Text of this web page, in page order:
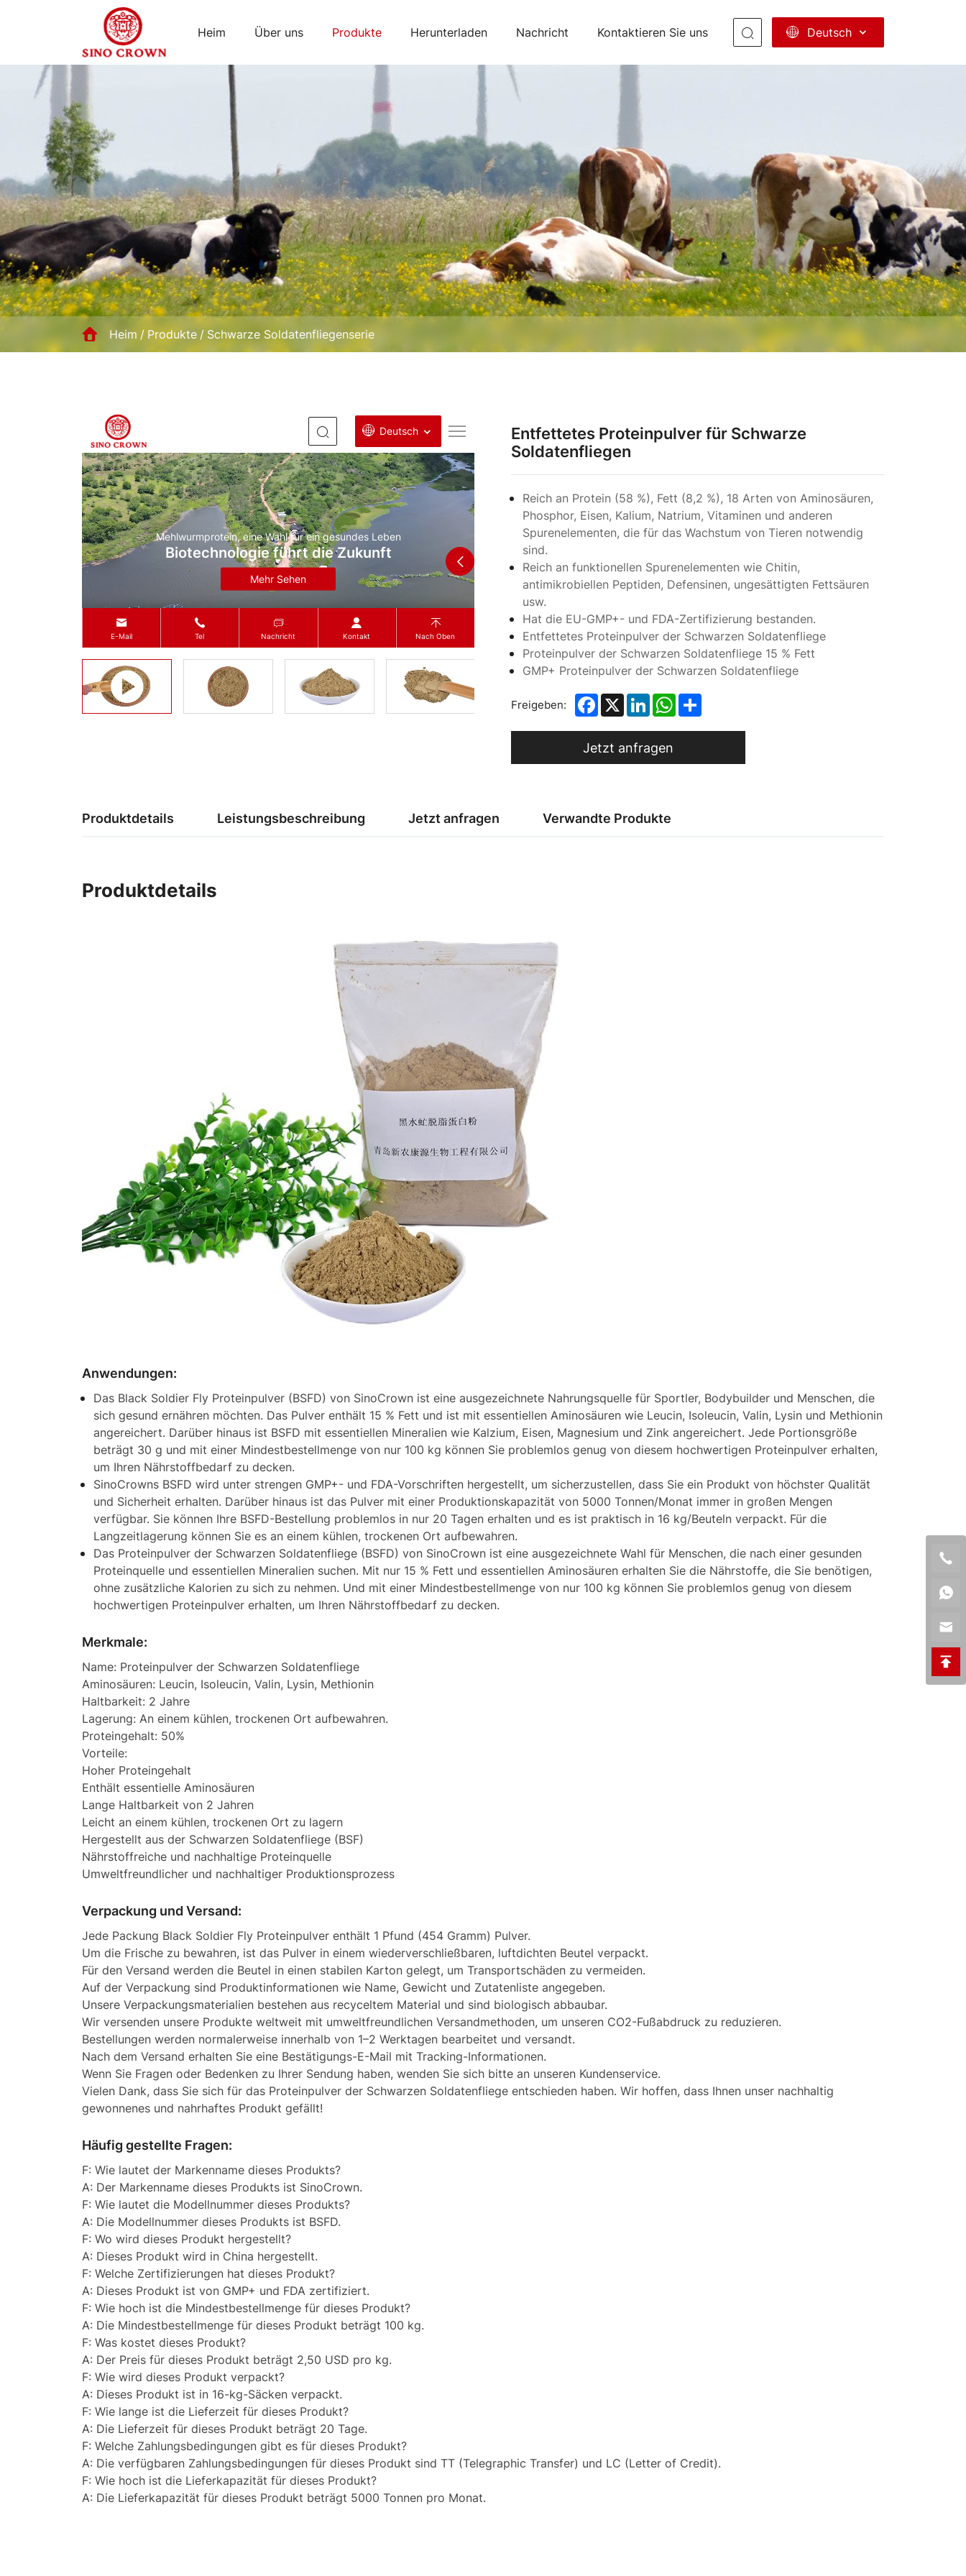
Heim Über uns Produkte Herunterladen Nachricht Kontaktieren Sie uns Deutsch
Entfettetes
Proteinpulver
Schwarze
Soldatenfliegen
Heim Produkte Schwarze Soldatenfliegenserie
Entfettetes Proteinpulver für Schwarze
Soldatenfliegen
Reich an Protein (58 %), Fett (8,2 %), 18 Arten von Aminosäuren,
Phosphor, Eisen, Kalium, Natrium, Vitaminen und anderen
Spurenelementen, die für das Wachstum von Tieren notwendig
sind.
Reich an funktionellen Spurenelementen wie Chitin,
antimikrobiellen Peptiden, Defensinen, ungesättigten Fettsäuren
usw.
Hat die EU-GMP+- und FDA-Zertifizierung bestanden.
Entfettetes Proteinpulver der Schwarzen Soldatenfliege
Proteinpulver der Schwarzen Soldatenfliege 15 % Fett
GMP+ Proteinpulver der Schwarzen Soldatenfliege
Freigeben: Facebook
X LinkedInWhatsApp
Jetzt anfragen
Produktdetails Leistungsbeschreibung Jetzt anfragen Verwandte Produkte
Produktdetails
Anwendungen:
Das Black Soldier Fly Proteinpulver (BSFD) von SinoCrown ist eine ausgezeichnete Nahrungsquelle für Sportler, Bodybuilder und Menschen, die
sich gesund ernähren möchten. Das Pulver enthält 15 % Fett und ist mit essentiellen Aminosäuren wie Leucin, Isoleucin, Valin, Lysin und Methionin
angereichert. Darüber hinaus ist BSFD mit essentiellen Mineralien wie Kalzium, Eisen, Magnesium und Zink angereichert. Jede Portionsgröße
beträgt 30 g und mit einer Mindestbestellmenge von nur 100 kg können Sie problemlos genug von diesem hochwertigen Proteinpulver erhalten,
um Ihren Nährstoffbedarf zu decken.
SinoCrowns BSFD wird unter strengen GMP+- und FDA-Vorschriften hergestellt, um sicherzustellen, dass Sie ein Produkt von höchster Qualität
und Sicherheit erhalten. Darüber hinaus ist das Pulver mit einer Produktionskapazität von 5000 Tonnen/Monat immer in großen Mengen
verfügbar. Sie können Ihre BSFD-Bestellung problemlos in nur 20 Tagen erhalten und es ist praktisch in 16 kg/Beuteln verpackt. Für die
Langzeitlagerung können Sie es an einem kühlen, trockenen Ort aufbewahren.
Das Proteinpulver der Schwarzen Soldatenfliege (BSFD) von SinoCrown ist eine ausgezeichnete Wahl für Menschen, die nach einer gesunden
Proteinquelle und essentiellen Mineralien suchen. Mit nur 15 % Fett und essentiellen Aminosäuren erhalten Sie die Nährstoffe, die Sie benötigen,
ohne zusätzliche Kalorien zu sich zu nehmen. Und mit einer Mindestbestellmenge von nur 100 kg können Sie problemlos genug von diesem
hochwertigen Proteinpulver erhalten, um Ihren Nährstoffbedarf zu decken.
Merkmale:
Name: Proteinpulver der Schwarzen Soldatenfliege
Aminosäuren: Leucin, Isoleucin, Valin, Lysin, Methionin
Haltbarkeit: 2 Jahre
Lagerung: An einem kühlen, trockenen Ort aufbewahren.
Proteingehalt: 50%
Vorteile:
Hoher Proteingehalt
Enthält essentielle Aminosäuren
Lange Haltbarkeit von 2 Jahren
Leicht an einem kühlen, trockenen Ort zu lagern
Hergestellt aus der Schwarzen Soldatenfliege (BSF)
Nährstoffreiche und nachhaltige Proteinquelle
Umweltfreundlicher und nachhaltiger Produktionsprozess
Verpackung und Versand:
Jede Packung Black Soldier Fly Proteinpulver enthält 1 Pfund (454 Gramm) Pulver.
Um die Frische zu bewahren, ist das Pulver in einem wiederverschließbaren, luftdichten Beutel verpackt.
Für den Versand werden die Beutel in einen stabilen Karton gelegt, um Transportschäden zu vermeiden.
Auf der Verpackung sind Produktinformationen wie Name, Gewicht und Zutatenliste angegeben.
Unsere Verpackungsmaterialien bestehen aus recyceltem Material und sind biologisch abbaubar.
Wir versenden unsere Produkte weltweit mit umweltfreundlichen Versandmethoden, um unseren CO2-Fußabdruck zu reduzieren.
Bestellungen werden normalerweise innerhalb von 1–2 Werktagen bearbeitet und versandt.
Nach dem Versand erhalten Sie eine Bestätigungs-E-Mail mit Tracking-Informationen.
Wenn Sie Fragen oder Bedenken zu Ihrer Sendung haben, wenden Sie sich bitte an unseren Kundenservice.
Vielen Dank, dass Sie sich für das Proteinpulver der Schwarzen Soldatenfliege entschieden haben. Wir hoffen, dass Ihnen unser nachhaltig
gewonnenes und nahrhaftes Produkt gefällt!
Häufig gestellte Fragen:
F: Wie lautet der Markenname dieses Produkts?
A: Der Markenname dieses Produkts ist SinoCrown.
F: Wie lautet die Modellnummer dieses Produkts?
A: Die Modellnummer dieses Produkts ist BSFD.
F: Wo wird dieses Produkt hergestellt?
A: Dieses Produkt wird in China hergestellt.
F: Welche Zertifizierungen hat dieses Produkt?
A: Dieses Produkt ist von GMP+ und FDA zertifiziert.
F: Wie hoch ist die Mindestbestellmenge für dieses Produkt?
A: Die Mindestbestellmenge für dieses Produkt beträgt 100 kg.
F: Was kostet dieses Produkt?
A: Der Preis für dieses Produkt beträgt 2,50 USD pro kg.
F: Wie wird dieses Produkt verpackt?
A: Dieses Produkt ist in 16-kg-Säcken verpackt.
F: Wie lange ist die Lieferzeit für dieses Produkt?
A: Die Lieferzeit für dieses Produkt beträgt 20 Tage.
F: Welche Zahlungsbedingungen gibt es für dieses Produkt?
A: Die verfügbaren Zahlungsbedingungen für dieses Produkt sind TT (Telegraphic Transfer) und LC (Letter of Credit).
F: Wie hoch ist die Lieferkapazität für dieses Produkt?
A: Die Lieferkapazität für dieses Produkt beträgt 5000 Tonnen pro Monat.